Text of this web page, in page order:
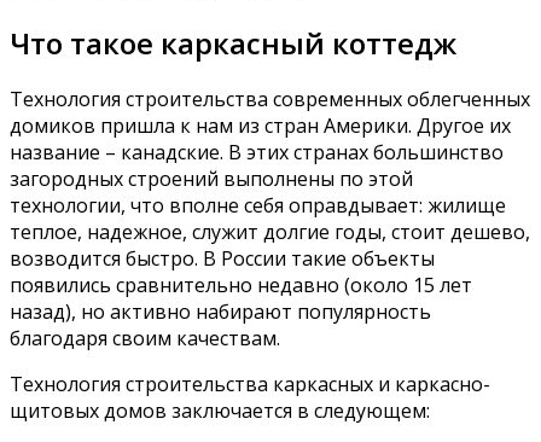
Что такое каркасный коттедж
Технология строительства современных облегченных
домиков пришла к нам из стран Америки. Другое их
название – канадские. В этих странах большинство
загородных строений выполнены по этой
технологии, что вполне себя оправдывает: жилище
теплое, надежное, служит долгие годы, стоит дешево,
возводится быстро. В России такие объекты
появились сравнительно недавно (около 15 лет
назад), но активно набирают популярность
благодаря своим качествам.
Технология строительства каркасных и каркасно-
щитовых домов заключается в следующем: